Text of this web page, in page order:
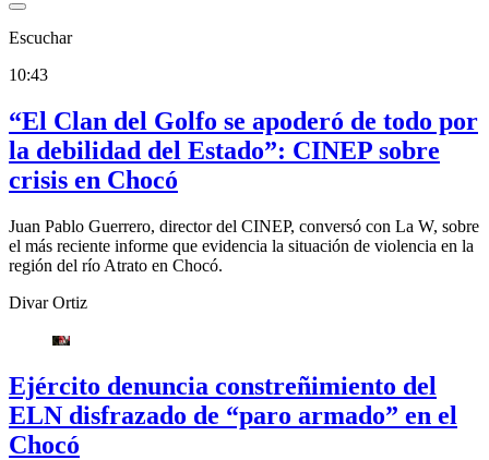
Escuchar
10:43
“El Clan del Golfo se apoderó de todo por
la debilidad del Estado”: CINEP sobre
crisis en Chocó
Juan Pablo Guerrero, director del CINEP, conversó con La W, sobre
el más reciente informe que evidencia la situación de violencia en la
región del río Atrato en Chocó.
Divar Ortiz
Ejército denuncia constreñimiento del
ELN disfrazado de “paro armado” en el
Chocó